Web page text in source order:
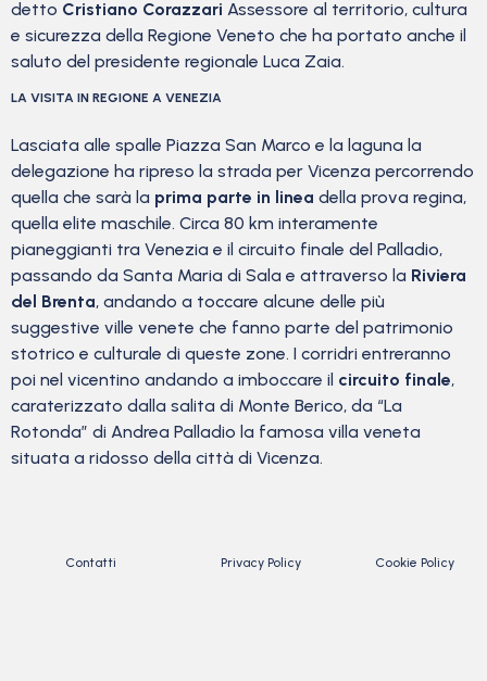
detto Cristiano Corazzari Assessore al territorio, cultura
e sicurezza della Regione Veneto che ha portato anche il
saluto del presidente regionale Luca Zaia.
LA VISITA IN REGIONE A VENEZIA
Lasciata alle spalle Piazza San Marco e la laguna la
delegazione ha ripreso la strada per Vicenza percorrendo
quella che sarà la prima parte in linea della prova regina,
quella elite maschile. Circa 80 km interamente
pianeggianti tra Venezia e il circuito finale del Palladio,
passando da Santa Maria di Sala e attraverso la Riviera
del Brenta, andando a toccare alcune delle più
suggestive ville venete che fanno parte del patrimonio
stotrico e culturale di queste zone. I corridri entreranno
poi nel vicentino andando a imboccare il circuito finale,
caraterizzato dalla salita di Monte Berico, da “La
Rotonda” di Andrea Palladio la famosa villa veneta
situata a ridosso della città di Vicenza.
Contatti Privacy Policy Cookie Policy